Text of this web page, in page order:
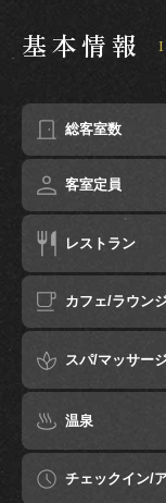
基本情報
総客室数
客室定員
レストラン
カフェ/ラウン
スパ/マッサー
温泉
チェックイン/